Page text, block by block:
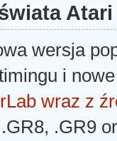
Atari
wersja
i
wraz z
.GR9